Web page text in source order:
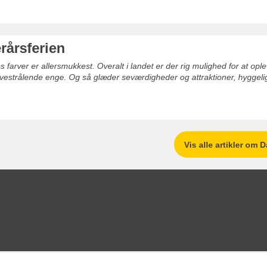
farver er allersmukkest. Overalt i landet er der rig mulighed for at
enge. Og så glæder seværdigheder og attraktioner,
Vis alle artikler om